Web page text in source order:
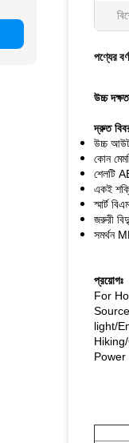
পণ্যের
উচ্চ
দ্রুত
উচ্চ
কোন
শেলটি
একই
স্মার্ট
জরুরী
সমর্থন
প্রয়োগঃ
For
light/